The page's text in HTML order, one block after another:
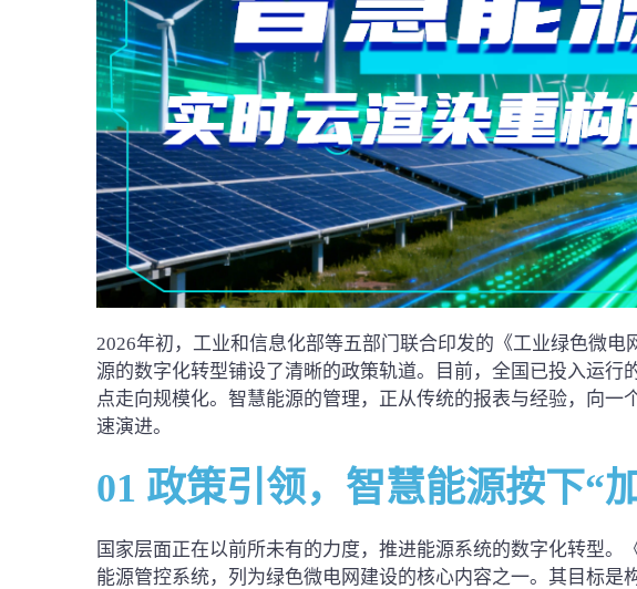
2026年初，工业和信息化部等五部门联合印发的《工业绿色微
源的数字化转型铺设了清晰的政策轨道。目前，全国已投入运行
点走向规模化。智慧能源的管理，正从传统的报表与经验，向一
速演进。
01 政策引领，智慧能源按下“
国家层面正在以前所未有的力度，推进能源系统的数字化转型
能源管控系统，列为绿色微电网建设的核心内容之一。其目标